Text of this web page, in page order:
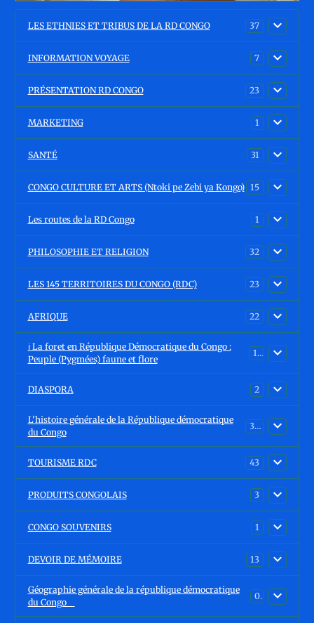
LES ETHNIES ET TRIBUS DE LA RD CONGO 37
INFORMATION VOYAGE 7
PRÉSENTATION RD CONGO 23
MARKETING 1
SANTÉ 31
CONGO CULTURE ET ARTS (Ntoki pe Zebi ya Kongo) 15
Les routes de la RD Congo 1
PHILOSOPHIE ET RELIGION 32
LES 145 TERRITOIRES DU CONGO (RDC) 23
AFRIQUE 22
ℹ️ La foret en République Démocratique du Congo :
Peuple (Pygmées) faune et flore
15
DIASPORA 2
L'histoire générale de la République démocratique
du Congo
30
TOURISME RDC 43
PRODUITS CONGOLAIS 3
CONGO SOUVENIRS 1
DEVOIR DE MÉMOIRE 13
Géographie générale de la république démocratique
du Congo
0